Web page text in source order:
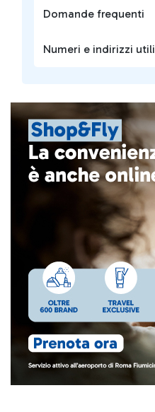
Domande frequenti
Numeri e indirizzi utili